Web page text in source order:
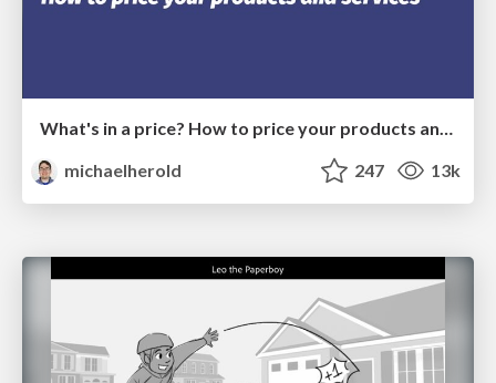
What's in a price? How to price your products and services
michaelherold
247 13k